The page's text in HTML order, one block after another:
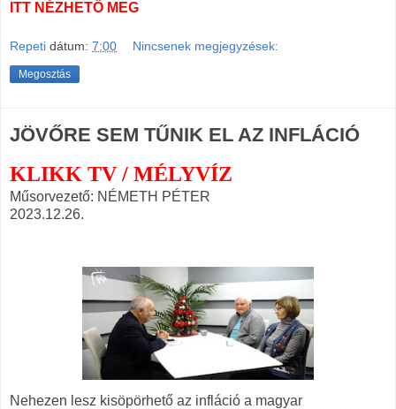
ITT NÉZHETŐ MEG
Repeti dátum: 7:00 Nincsenek megjegyzések:
Megosztás
JÖVŐRE SEM TŰNIK EL AZ INFLÁCIÓ
KLIKK TV / MÉLYVÍZ
Műsorvezető: NÉMETH PÉTER
2023.12.26.
Nehezen lesz kisöpörhető az infláció a magyar